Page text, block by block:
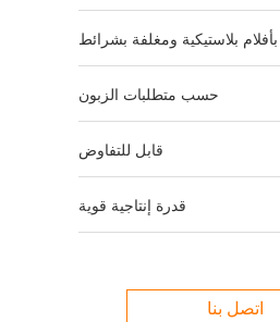
بأفلام بلاستيكية ومغلفة بشرائط
حسب متطلبات الزبون
قابل للتفاوض
قدرة إنتاجية قوية
اتصل بنا